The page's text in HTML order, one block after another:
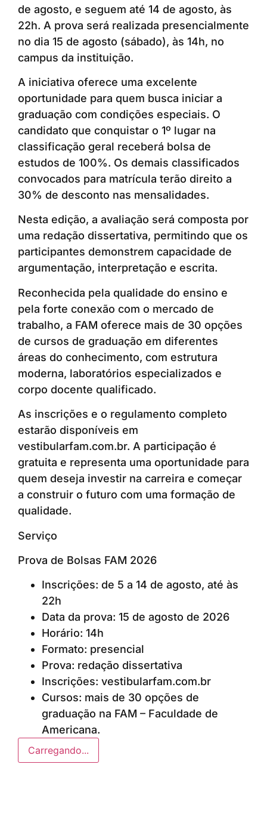
de agosto, e seguem até 14 de agosto, às
22h. A prova será realizada presencialmente
no dia 15 de agosto (sábado), às 14h, no
campus da instituição.
A iniciativa oferece uma excelente
oportunidade para quem busca iniciar a
graduação com condições especiais. O
candidato que conquistar o 1º lugar na
classificação geral receberá bolsa de
estudos de 100%. Os demais classificados
convocados para matrícula terão direito a
30% de desconto nas mensalidades.
Nesta edição, a avaliação será composta por
uma redação dissertativa, permitindo que os
participantes demonstrem capacidade de
argumentação, interpretação e escrita.
Reconhecida pela qualidade do ensino e
pela forte conexão com o mercado de
trabalho, a FAM oferece mais de 30 opções
de cursos de graduação em diferentes
áreas do conhecimento, com estrutura
moderna, laboratórios especializados e
corpo docente qualificado.
As inscrições e o regulamento completo
estarão disponíveis em
vestibularfam.com.br. A participação é
gratuita e representa uma oportunidade para
quem deseja investir na carreira e começar
a construir o futuro com uma formação de
qualidade.
Serviço
Prova de Bolsas FAM 2026
Inscrições: de 5 a 14 de agosto, até às
22h
Data da prova: 15 de agosto de 2026
Horário: 14h
Formato: presencial
Prova: redação dissertativa
Inscrições: vestibularfam.com.br
Cursos: mais de 30 opções de
graduação na FAM – Faculdade de
Americana.
Carregando...